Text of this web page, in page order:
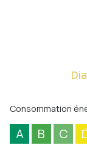
Consommation
A B C